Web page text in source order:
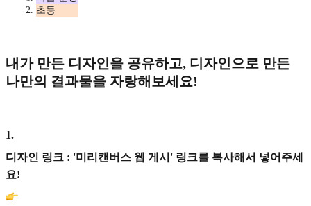
초등
내가 만든 디자인을 공유하고, 디자인으로 만든
나만의 결과물을 자랑해보세요!
1.
디자인 링크 : '미리캔버스 웹 게시' 링크를 복사해서 넣어주세
요!